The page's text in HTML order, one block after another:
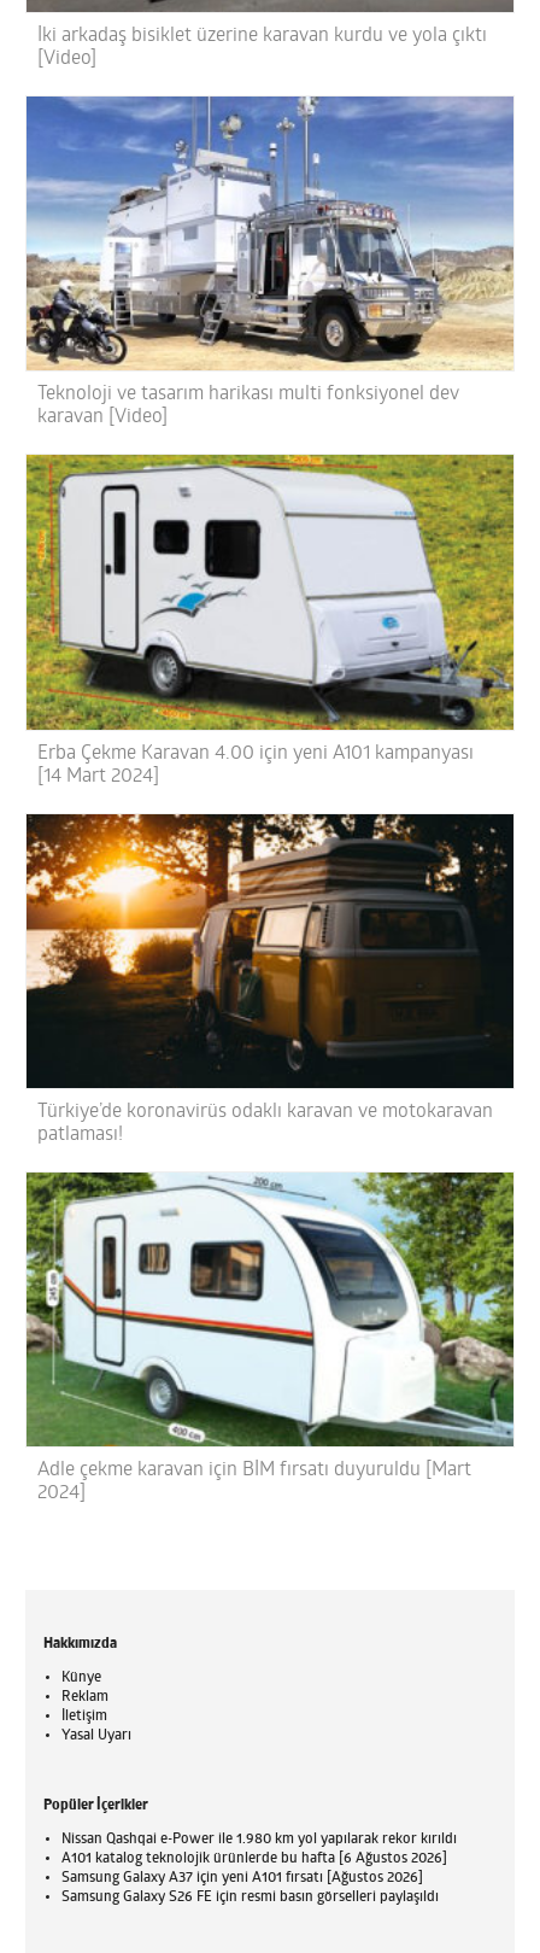
İki arkadaş bisiklet üzerine karavan kurdu ve yola çıktı
[Video]
Teknoloji ve tasarım harikası multi fonksiyonel dev
karavan [Video]
Erba Çekme Karavan 4.00 için yeni A101 kampanyası
[14 Mart 2024]
Türkiye’de koronavirüs odaklı karavan ve motokaravan
patlaması!
Adle çekme karavan için BİM fırsatı duyuruldu [Mart
2024]
Hakkımızda
Künye
Reklam
İletişim
Yasal Uyarı
Popüler İçerikler
Nissan Qashqai e-Power ile 1.980 km yol yapılarak rekor kırıldı
A101 katalog teknolojik ürünlerde bu hafta [6 Ağustos 2026]
Samsung Galaxy A37 için yeni A101 fırsatı [Ağustos 2026]
Samsung Galaxy S26 FE için resmi basın görselleri paylaşıldı